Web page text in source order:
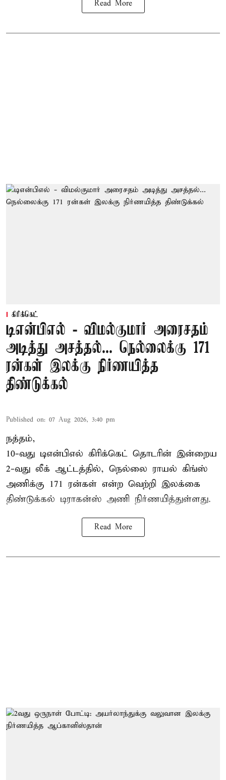
Read More
கிரிக்கெட்
டிஎன்பிஎல் - விமல்குமார் அரைசதம்
அடித்து அசத்தல்... நெல்லைக்கு 171
ரன்கள் இலக்கு நிர்ணயித்த
திண்டுக்கல்
Published on: 07 Aug 2026, 3:40 pm
நத்தம்,
10-வது டிஎன்பிஎல் கிரிக்கெட் தொடரின் இன்றைய
2-வது லீக் ஆட்டத்தில், நெல்லை ராயல் கிங்ஸ்
அணிக்கு 171 ரன்கள் என்ற வெற்றி இலக்கை
திண்டுக்கல் டிராகன்ஸ் அணி நிர்ணயித்துள்ளது.
Read More